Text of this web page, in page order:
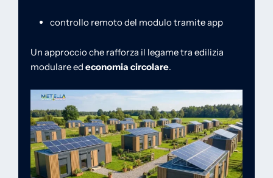
controllo remoto del modulo tramite app
Un approccio che rafforza il legame tra edilizia
modulare ed economia circolare.